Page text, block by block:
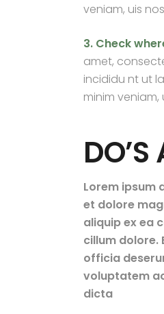
veniam, uis
3. Check
amet,
incididu nt ut
minim veniam,
DO’S
Lorem ipsum
et dolore
aliquip ex ea
cillum dolore.
officia
voluptatem
dicta